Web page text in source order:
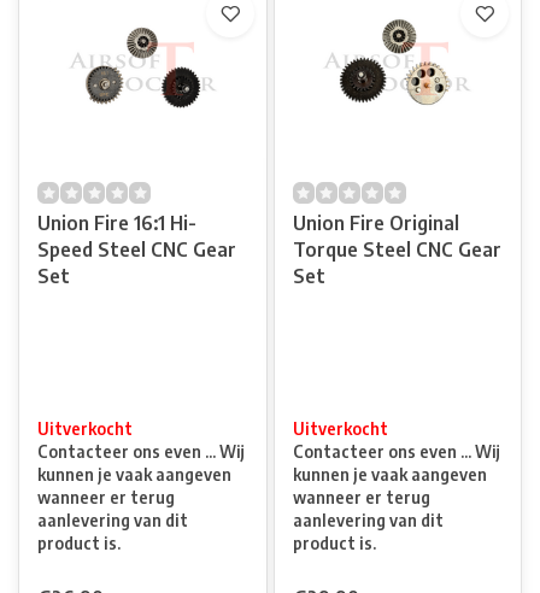
Union Fire 16:1 Hi-
Speed Steel CNC Gear
Set
Uitverkocht
Contacteer ons even ... Wij
kunnen je vaak aangeven
wanneer er terug
aanlevering van dit
product is.
Union Fire Original
Torque Steel CNC Gear
Set
Uitverkocht
Contacteer ons even ... Wij
kunnen je vaak aangeven
wanneer er terug
aanlevering van dit
product is.